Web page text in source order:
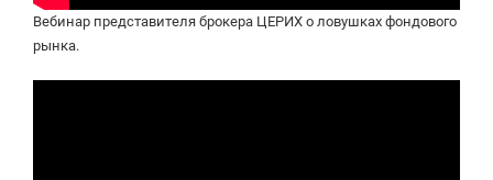
Вебинар представителя брокера ЦЕРИХ о ловушках фондового
рынка.